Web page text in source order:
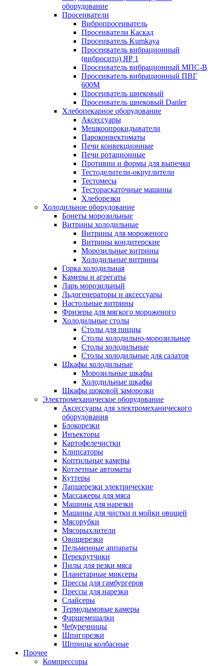
оборудование
Просеиватели
Вибропросеиватель
Просеиватели Каскад
Просеиватель Kumkaya
Просеиватель вибрационный
(вибросито) ЯР 1
Просеиватель вибрационный МПС-В
Просеиватель вибрационный ПВГ
600М
Просеиватель шнековый
Просеиватель шнековый Danler
Хлебопекарное оборудование
Аксессуары
Мешкоопрокидыватели
Пароконвектоматы
Печи конвекционные
Печи ротационные
Противни и формы для выпечки
Тестоделители-округлители
Тестомесы
Тестораскаточные машины
Хлеборезки
Холодильное оборудование
Бонеты морозильные
Витрины холодильные
Витрины для мороженого
Витрины кондитерские
Морозильные витрины
Холодильные витрины
Горка холодильная
Камеры и агрегаты
Ларь морозильный
Льдогенераторы и аксессуары
Настольные витрины
Фризеры для мягкого мороженого
Холодильные столы
Столы для пиццы
Столы холодильно-морозильные
Столы холодильные
Столы холодильные для салатов
Шкафы холодильные
Mорозильные шкафы
Холодильные шкафы
Шкафы шоковой заморозки
Электромеханическое оборудование
Аксессуары для электромеханического
оборудования
Блокорезки
Инъекторы
Картофелечистки
Клипсаторы
Коптильные камеры
Котлетные автоматы
Куттеры
Лапшерезки электрические
Массажеры для мяса
Машины для нарезки
Машины для чистки и мойки овощей
Мясорубки
Мясорыхлители
Овощерезки
Пельменные аппараты
Перекрутчики
Пилы для резки мяса
Планетарные миксеры
Прессы для гамбургеров
Прессы для нарезки
Слайсеры
Термодымовые камеры
Фаршемешалки
Чебуречницы
Шпигорезки
Шприцы колбасные
Прочее
Компрессоры